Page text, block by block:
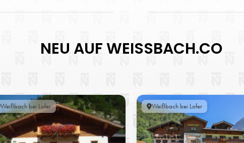
NEU AUF WEISSBACH.CO
Weißbach bei Lofer Weißbach bei Lofer